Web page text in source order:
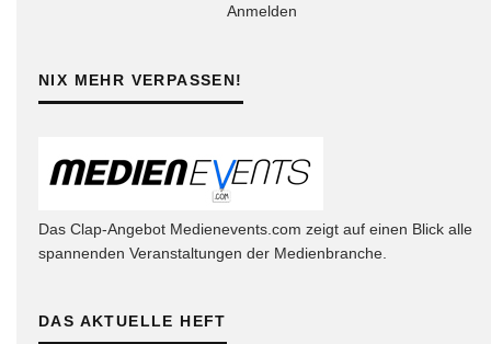
Anmelden
NIX MEHR VERPASSEN!
Das Clap-Angebot Medienevents.com zeigt auf einen Blick alle
spannenden Veranstaltungen der Medienbranche.
DAS AKTUELLE HEFT